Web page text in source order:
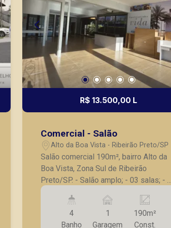
R$ 13.500,00 L
Comercial - Salão
Alto da Boa Vista - Ribeirão Preto/SP
Salão comercial 190m², bairro Alto da
Boa Vista, Zona Sul de Ribeirão
Preto/SP. - Salão amplo; - 03 salas; - 04
banheiros; - Cozinha com churrasqueira;
- Corredor lateral; - 01 vaga de
garagem. A Piramid tem como objetivo
4
Banho
1
Garagem
190m²
Const.